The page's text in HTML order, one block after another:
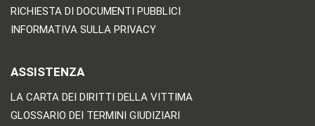
RICHIESTA DI DOCUMENTI PUBBLICI
INFORMATIVA SULLA PRIVACY
ASSISTENZA
LA CARTA DEI DIRITTI DELLA VITTIMA
GLOSSARIO DEI TERMINI GIUDIZIARI